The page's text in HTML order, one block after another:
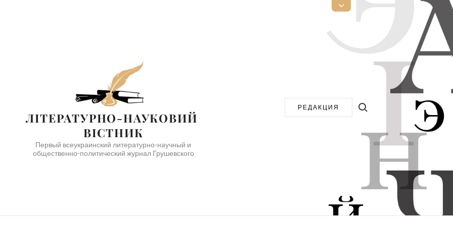
Открыть
верхнюю
боковую
ЛІТЕРАТУРНО-НАУКОВИЙ
ВІСТНИК
Первый всеукраинский литературно-научный и
общественно-политический журнал Грушевского
РЕДАКЦИЯ
Поиск: